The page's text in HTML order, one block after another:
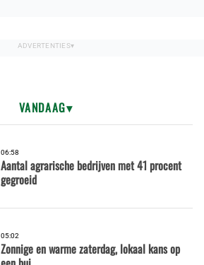
VANDAAG
06:58
Aantal agrarische bedrijven met 41 procent
gegroeid
05:02
Zonnige en warme zaterdag, lokaal kans op